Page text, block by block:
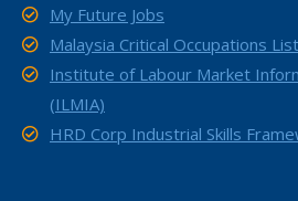
My Future Jobs
Malaysia Critical Occupations
Institute of Labour Market
(ILMIA)
HRD Corp Industrial Skills